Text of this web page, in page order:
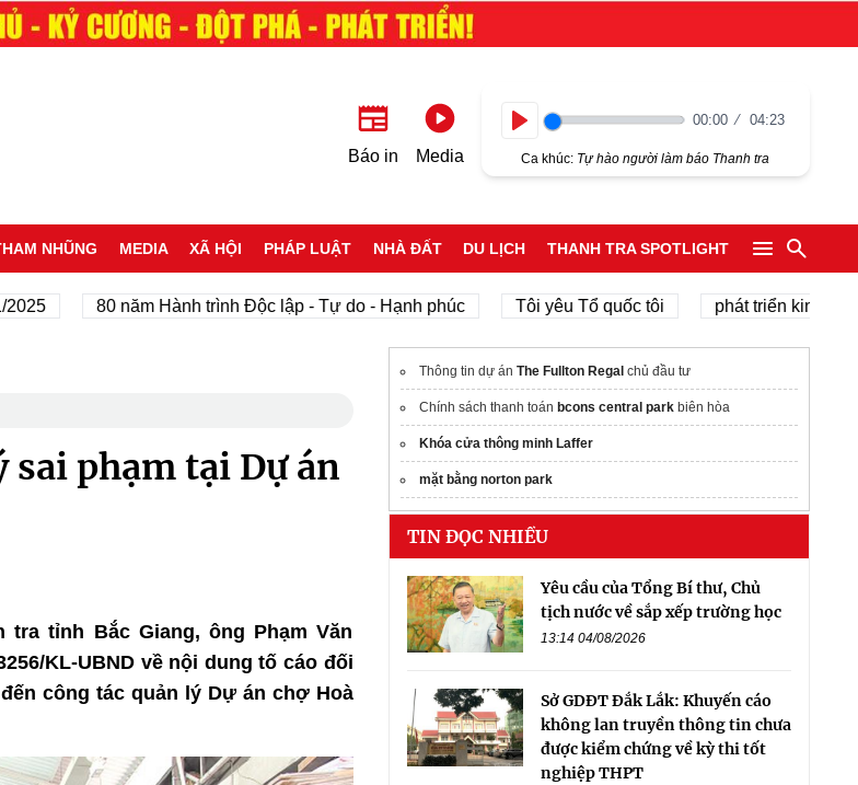
Báo in Media
00:00 04:23
Ca khúc: Tự hào người làm báo Thanh tra
NHŨNG MEDIA XÃ HỘI PHÁP LUẬT NHÀ ĐẤT DU LỊCH THANH TRA SPOTLIGHT
80 năm Hành trình Độc lập - Tự do - Hạnh phúc Tôi yêu Tổ quốc tôi phát triển kinh tế tư
sai phạm tại Dự án
tỉnh Bắc Giang, ông Phạm Văn
KL-UBND về nội dung tố cáo đối
công tác quản lý Dự án chợ Hoà
Thông tin dự án The Fullton Regalchủ đầu tư
Chính sách thanh toán bcons central parkbiên hòa
Khóa cửa thông minh Laffer
mặt bằng norton park
Akari City giai đoạn 3
TIN ĐỌC NHIỀU
Yêu cầu của Tổng Bí thư, Chủ
tịch nước về sắp xếp trường học
13:14 04/08/2026
Sở GDĐT Đắk Lắk: Khuyến cáo
không lan truyền thông tin chưa
được kiểm chứng về kỳ thi tốt
nghiệp THPT